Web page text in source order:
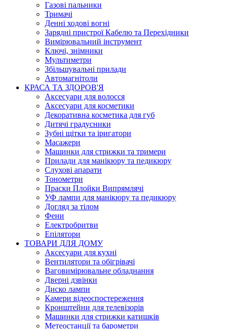
Газові пальники
Тримачі
Денні ходові вогні
Зарядні пристрої Кабелю та Перехідники
Вимірювальний інструмент
Ключі, знімники
Мультиметри
Збільшувальні прилади
Автомагнітоли
КРАСА ТА ЗДОРОВ'Я
Аксесуари для волосся
Аксесуари для косметики
Декоративна косметика для губ
Дитячі градусники
Зубні щітки та іригатори
Масажери
Машинки для стрижки та тримери
Прилади для манікюру та педикюру
Слухові апарати
Тонометри
Праски Плойки Випрямлячі
УФ лампи для манікюру та педикюру
Догляд за тілом
Фени
Електробритви
Епілятори
ТОВАРИ ДЛЯ ДОМУ
Аксесуари для кухні
Вентилятори та обігрівачі
Ваговимірювальне обладнання
Дверні дзвінки
Диско лампи
Камери відеоспостереження
Кронштейни для телевізорів
Машинки для стрижки катишків
Метеостанції та барометри